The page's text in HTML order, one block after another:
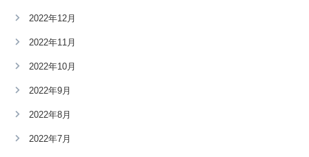
2022年12月
2022年11月
2022年10月
2022年9月
2022年8月
2022年7月